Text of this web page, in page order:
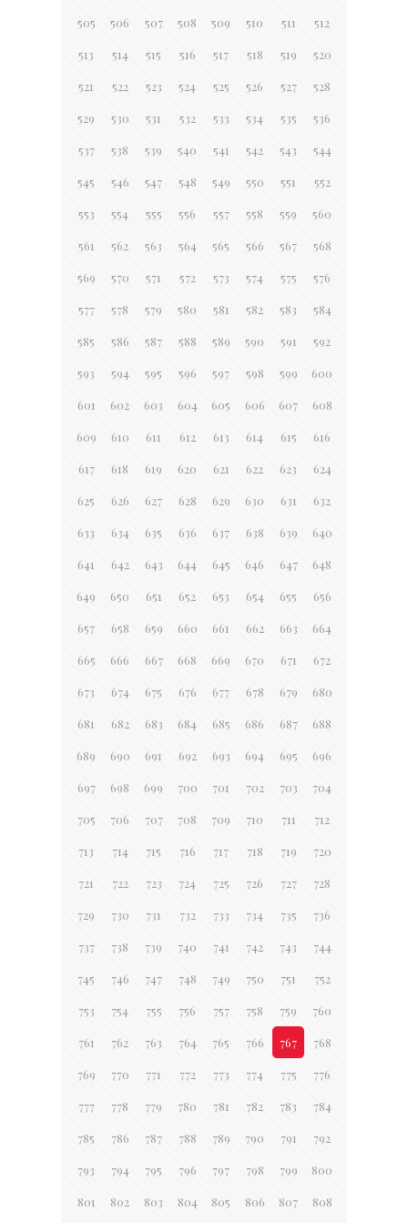
505 506 507 508 509 510 511 512
513 514 515 516 517 518 519 520
521 522 523 524 525 526 527 528
529 530 531 532 533 534 535 536
537 538 539 540 541 542 543 544
545 546 547 548 549 550 551 552
553 554 555 556 557 558 559 560
561 562 563 564 565 566 567 568
569 570 571 572 573 574 575 576
577 578 579 580 581 582 583 584
585 586 587 588 589 590 591 592
593 594 595 596 597 598 599 600
601 602 603 604 605 606 607 608
609 610 611 612 613 614 615 616
617 618 619 620 621 622 623 624
625 626 627 628 629 630 631 632
633 634 635 636 637 638 639 640
641 642 643 644 645 646 647 648
649 650 651 652 653 654 655 656
657 658 659 660 661 662 663 664
665 666 667 668 669 670 671 672
673 674 675 676 677 678 679 680
681 682 683 684 685 686 687 688
689 690 691 692 693 694 695 696
697 698 699 700 701 702 703 704
705 706 707 708 709 710 711 712
713 714 715 716 717 718 719 720
721 722 723 724 725 726 727 728
729 730 731 732 733 734 735 736
737 738 739 740 741 742 743 744
745 746 747 748 749 750 751 752
753 754 755 756 757 758 759 760
761 762 763 764 765 766 767 768
769 770 771 772 773 774 775 776
777 778 779 780 781 782 783 784
785 786 787 788 789 790 791 792
793 794 795 796 797 798 799 800
801 802 803 804 805 806 807 808